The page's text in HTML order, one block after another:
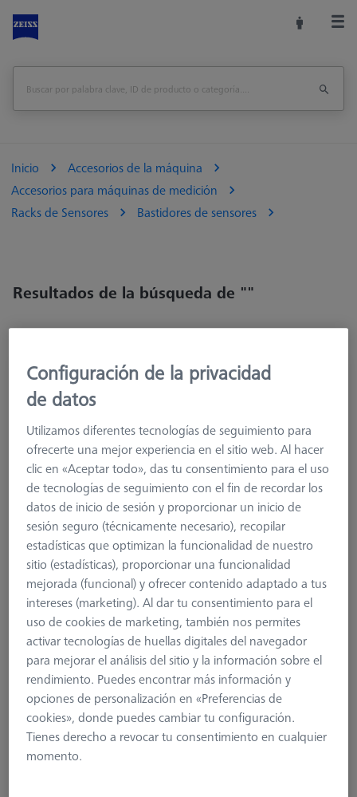
Inicio
Accesorios de la máquina
Accesorios para máquinas de medición
Racks de Sensores
Bastidores de sensores
Resultados de la búsqueda de ""
MSR dúplex X=1010, para Centermax
626100-9334-000
Product Type
Sensor Rack Duplex
Material
Aluminum
Application
Store
Machine
Configuración de la privacidad
de datos
Utilizamos diferentes tecnologías de seguimiento para
ofrecerte una mejor experiencia en el sitio web. Al hacer
clic en «Aceptar todo», das tu consentimiento para el uso
de tecnologías de seguimiento con el fin de recordar los
datos de inicio de sesión y proporcionar un inicio de
sesión seguro (técnicamente necesario), recopilar
estadísticas que optimizan la funcionalidad de nuestro
sitio (estadísticas), proporcionar una funcionalidad
mejorada (funcional) y ofrecer contenido adaptado a tus
intereses (marketing). Al dar tu consentimiento para el
uso de cookies de marketing, también nos permites
activar tecnologías de huellas digitales del navegador
para mejorar el análisis del sitio y la información sobre el
rendimiento. Puedes encontrar más información y
opciones de personalización en «Preferencias de
cookies», donde puedes cambiar tu configuración.
Tienes derecho a revocar tu consentimiento en cualquier
momento.